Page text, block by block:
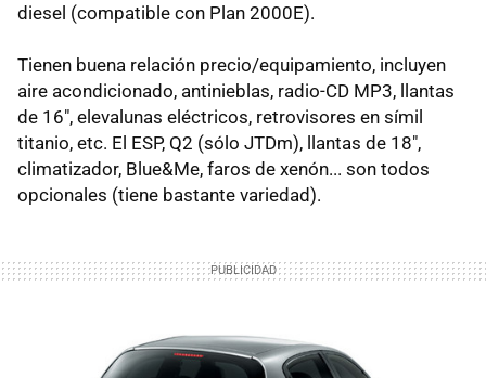
diesel (compatible con Plan 2000E).
Tienen buena relación precio/equipamiento, incluyen
aire acondicionado, antinieblas, radio-CD MP3, llantas
de 16", elevalunas eléctricos, retrovisores en símil
titanio, etc. El ESP, Q2 (sólo JTDm), llantas de 18",
climatizador, Blue&Me, faros de xenón... son todos
opcionales (tiene bastante variedad).